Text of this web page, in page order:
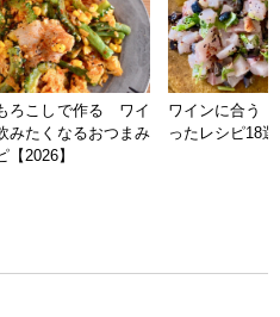
ろこしで作る ワイ
みたくなるおつまみ
【2026】
ワインに合う
ったレシピ18